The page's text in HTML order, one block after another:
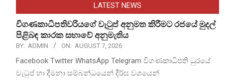
LATEST NEWS
විගණකාධිපතිවරියගේ වැටුප් අනුමත කිරීමට රජයේ මුදල්
පිළිබඳ කාරක සභාවේ අනුමැතිය
BY: ADMIN ON: AUGUST 7, 2026
Facebook Twitter WhatsApp Telegram විගණකාධිපති ධුරයේ
වැටුප් හා දීමනා සම්බන්ධයෙන් දීර්ඝ වශයෙන්